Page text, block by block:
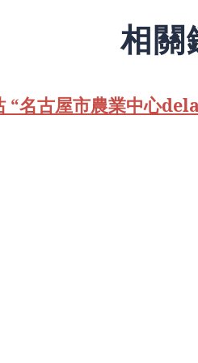
相關
“名古屋市農業中心